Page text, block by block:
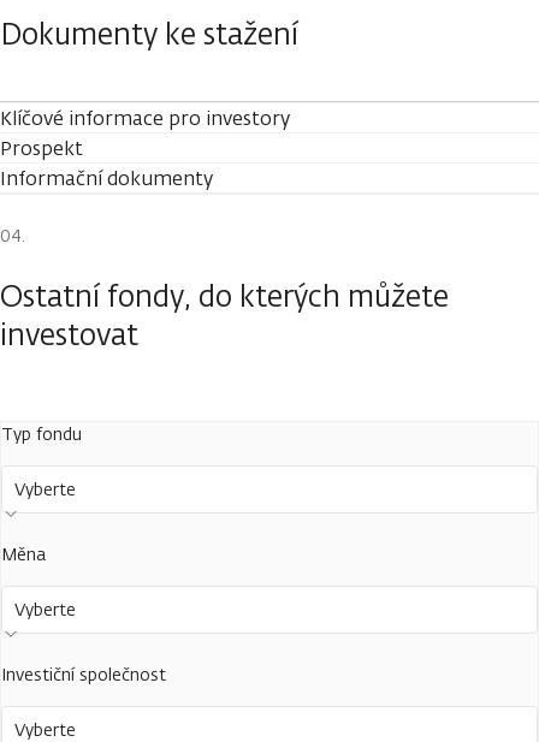
Dokumenty ke stažení
Klíčové informace pro investory
Prospekt
Informační dokumenty
Ostatní fondy, do kterých můžete
investovat
Typ fondu
Vyberte
Měna
Vyberte
Investiční společnost
Vyberte